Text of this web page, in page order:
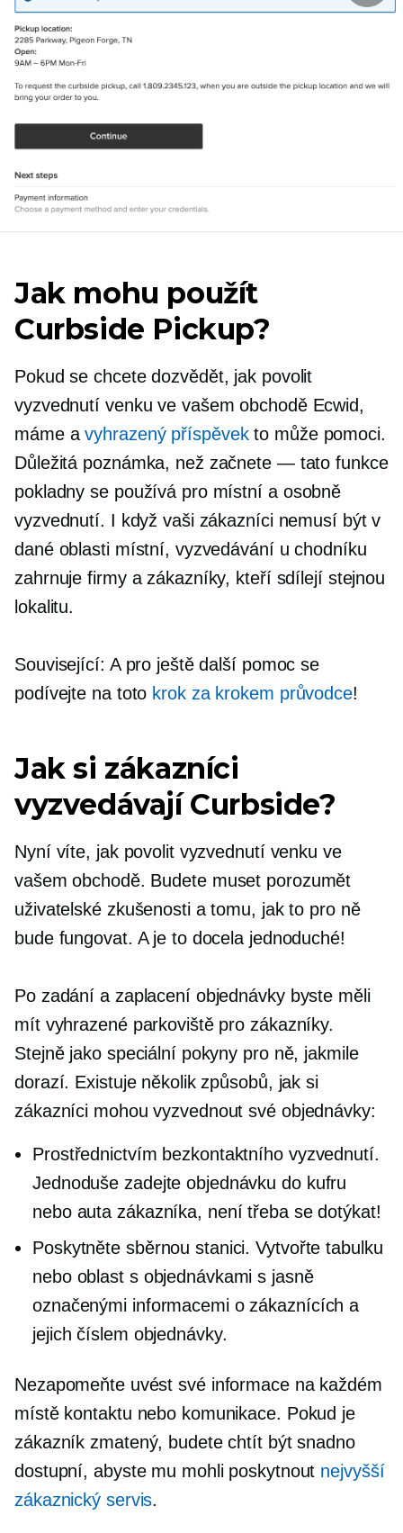
Jak mohu použít
Curbside Pickup?
Pokud se chcete dozvědět, jak povolit
vyzvednutí venku ve vašem obchodě Ecwid,
máme avyhrazený příspěvekto může pomoci.
Důležitá poznámka, než začnete — tato funkce
pokladny se používá pro místní a osobně
vyzvednutí. I když vaši zákazníci nemusí být v
dané oblasti místní, vyzvedávání u chodníku
zahrnuje firmy a zákazníky, kteří sdílejí stejnou
lokalitu.
Související: A pro ještě další pomoc se
podívejte na toto krok za krokem průvodce!
Jak si zákazníci
vyzvedávají Curbside?
Nyní víte, jak povolit vyzvednutí venku ve
vašem obchodě. Budete muset porozumět
uživatelské zkušenosti a tomu, jak to pro ně
bude fungovat. A je to docela jednoduché!
Po zadání a zaplacení objednávky byste měli
mít vyhrazené parkoviště pro zákazníky.
Stejně jako speciální pokyny pro ně, jakmile
dorazí. Existuje několik způsobů, jak si
zákazníci mohou vyzvednout své objednávky:
Prostřednictvím bezkontaktního vyzvednutí.
Jednoduše zadejte objednávku do kufru
nebo auta zákazníka, není třeba se dotýkat!
Poskytněte sběrnou stanici. Vytvořte tabulku
nebo oblast s objednávkami s jasně
označenými informacemi o zákaznících a
jejich číslem objednávky.
Nezapomeňte uvést své informace na každém
místě kontaktu nebo komunikace. Pokud je
zákazník zmatený, budete chtít být snadno
dostupní, abyste mu mohli poskytnout nejvyšší
zákaznický servis.